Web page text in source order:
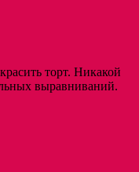
торт. Никакой
выравниваний.